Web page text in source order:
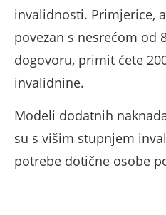
invalidnosti. Primjerice,
povezan s nesrećom od
dogovoru, primit ćete
invalidnine.
Modeli dodatnih
su s višim stupnjem
potrebe dotične osobe